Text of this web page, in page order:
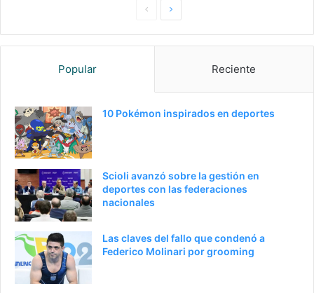
g
e
r
o
g
p
i
Popular Reciente
10 Pokémon inspirados en deportes
Scioli avanzó sobre la gestión en
deportes con las federaciones
nacionales
Las claves del fallo que condenó a
Federico Molinari por grooming